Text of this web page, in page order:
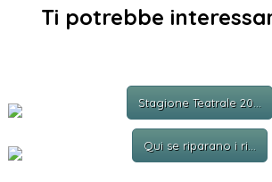
Ti potrebbe
Stagione Teatrale 20...
Qui se riparano i ri...